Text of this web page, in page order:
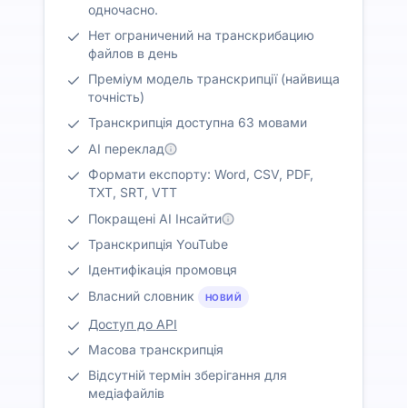
одночасно.
Нет ограничений на транскрибацию
файлов в день
Преміум модель транскрипції (найвища
точність)
Транскрипція доступна 63 мовами
AI переклад
Формати експорту: Word, CSV, PDF,
TXT, SRT, VTT
Покращені AI Інсайти
Транскрипція YouTube
Ідентифікація промовця
Власний словник
НОВИЙ
Доступ до API
Масова транскрипція
Відсутній термін зберігання для
медіафайлів